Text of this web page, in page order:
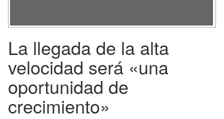
La llegada de la alta
velocidad será «una
oportunidad de
crecimiento»